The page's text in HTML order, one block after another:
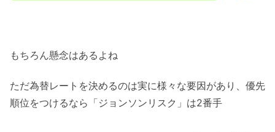
もちろん懸念はあるよね
ただ為替レートを決めるのは実に様々な要因があり、優先
順位をつけるなら「ジョンソンリスク」は2番手